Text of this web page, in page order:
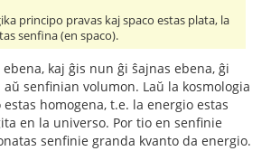
principo pravas kaj spaco estas plata, la
senfina (en spaco).
kaj ĝis nun ĝi ŝajnas ebena, ĝi
senfinian volumon. Laŭ la kosmologia
homogena, t.e. la energio estas
en la universo. Por tio en senfinie
senfinie granda kvanto da energio.